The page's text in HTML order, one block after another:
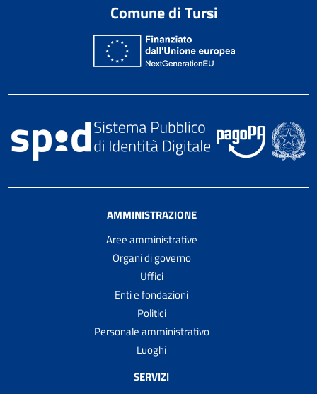
Comune di Tursi
AMMINISTRAZIONE
Aree amministrative
Organi di governo
Uffici
Enti e fondazioni
Politici
Personale amministrativo
Luoghi
SERVIZI